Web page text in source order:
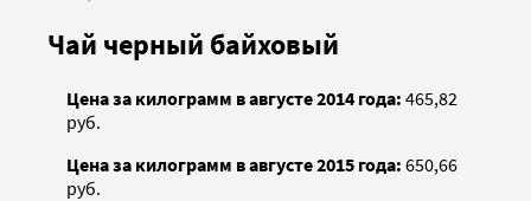
Чай черный байховый
Цена за килограмм в августе 2014 года: 465,82
руб.
Цена за килограмм в августе 2015 года: 650,66
руб.